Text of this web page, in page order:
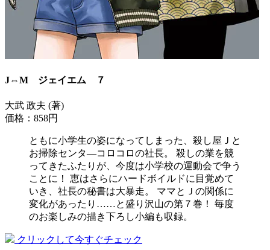
J⇔M ジェイエム ７
大武 政夫 (著)
価格：858円
ともに小学生の姿になってしまった、殺し屋Ｊと
お掃除センタ―コロコロの社長。 殺しの業を競
ってきたふたりが、今度は小学校の運動会で争う
ことに！ 恵はさらにハードボイルドに目覚めて
いき、社長の秘書は大暴走。 ママとＪの関係に
変化があったり……と盛り沢山の第７巻！ 毎度
のお楽しみの描き下ろし小編も収録。
クリックして今すぐチェック